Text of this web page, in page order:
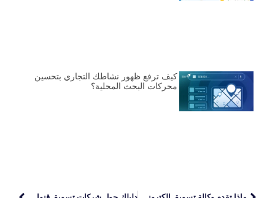
كيف ترفع ظهور نشاطك التجاري بتحسين
محركات البحث المحلية؟